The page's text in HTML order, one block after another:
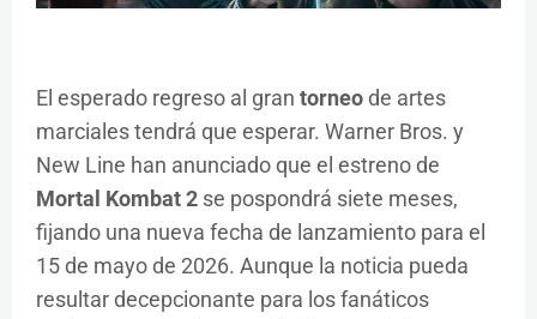
El esperado regreso al gran torneode artes
marciales tendrá que esperar. Warner Bros. y
New Line han anunciado que el estreno de
Mortal Kombat 2 se pospondrá siete meses,
fijando una nueva fecha de lanzamiento para el
15 de mayo de 2026. Aunque la noticia pueda
resultar decepcionante para los fanáticos